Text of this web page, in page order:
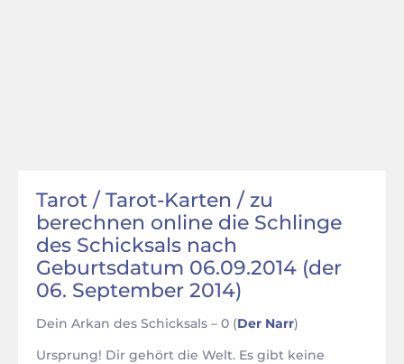
Tarot / Tarot-Karten / zu
berechnen online die Schlinge
des Schicksals nach
Geburtsdatum 06.09.2014 (der
06. September 2014)
Dein Arkan des Schicksals – 0 (Der Narr)
Ursprung! Dir gehört die Welt. Es gibt keine